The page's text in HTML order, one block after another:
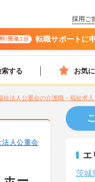
採用ご
!簡単1分 転職サポートに
する お気
祉法人公重会の介護職・福祉求
法人公重会
エ
茨城